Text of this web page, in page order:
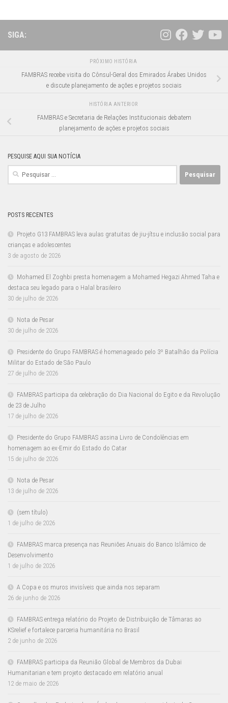
SIGA:
PRÓXIMO HISTÓRIA
FAMBRAS recebe visita do Cônsul-Geral dos Emirados Árabes Unidos
e discute planejamento de ações e projetos sociais
HISTÓRIA ANTERIOR
FAMBRAS e Secretaria de Relações Institucionais debatem
planejamento de ações e projetos sociais
PESQUISE AQUI SUA NOTÍCIA
Pesquisar
POSTS RECENTES
Projeto G13 FAMBRAS leva aulas gratuitas de jiu-jítsu e inclusão social para
crianças e adolescentes
3 de agosto de 2026
Mohamed El Zoghbi presta homenagem a Mohamed Hegazi Ahmed Taha e
destaca seu legado para o Halal brasileiro
30 de julho de 2026
Nota de Pesar
30 de julho de 2026
Presidente do Grupo FAMBRAS é homenageado pelo 3º Batalhão da Polícia
Militar do Estado de São Paulo
27 de julho de 2026
FAMBRAS participa da celebração do Dia Nacional do Egito e da Revolução
de 23 de Julho
17 de julho de 2026
Presidente do Grupo FAMBRAS assina Livro de Condolências em
homenagem ao ex-Emir do Estado do Catar
15 de julho de 2026
Nota de Pesar
13 de julho de 2026
(sem título)
1 de julho de 2026
FAMBRAS marca presença nas Reuniões Anuais do Banco Islâmico de
Desenvolvimento
1 de julho de 2026
A Copa e os muros invisíveis que ainda nos separam
26 de junho de 2026
FAMBRAS entrega relatório do Projeto de Distribuição de Tâmaras ao
KSrelief e fortalece parceria humanitária no Brasil
2 de junho de 2026
FAMBRAS participa da Reunião Global de Membros da Dubai
Humanitarian e tem projeto destacado em relatório anual
12 de maio de 2026